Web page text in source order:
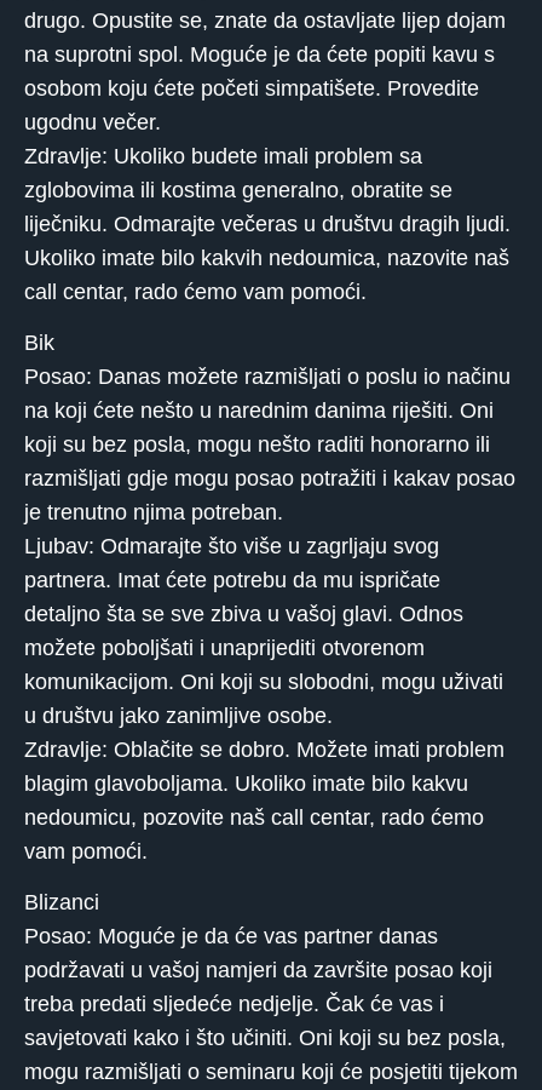
drugo. Opustite se, znate da ostavljate lijep dojam
na suprotni spol. Moguće je da ćete popiti kavu s
osobom koju ćete početi simpatišete. Provedite
ugodnu večer.
Zdravlje: Ukoliko budete imali problem sa
zglobovima ili kostima generalno, obratite se
liječniku. Odmarajte večeras u društvu dragih ljudi.
Ukoliko imate bilo kakvih nedoumica, nazovite naš
call centar, rado ćemo vam pomoći.
Bik
Posao: Danas možete razmišljati o poslu io načinu
na koji ćete nešto u narednim danima riješiti. Oni
koji su bez posla, mogu nešto raditi honorarno ili
razmišljati gdje mogu posao potražiti i kakav posao
je trenutno njima potreban.
Ljubav: Odmarajte što više u zagrljaju svog
partnera. Imat ćete potrebu da mu ispričate
detaljno šta se sve zbiva u vašoj glavi. Odnos
možete poboljšati i unaprijediti otvorenom
komunikacijom. Oni koji su slobodni, mogu uživati ​​
u društvu jako zanimljive osobe.
Zdravlje: Oblačite se dobro. Možete imati problem
blagim glavoboljama. Ukoliko imate bilo kakvu
nedoumicu, pozovite naš call centar, rado ćemo
vam pomoći.
Blizanci
Posao: Moguće je da će vas partner danas
podržavati u vašoj namjeri da završite posao koji
treba predati sljedeće nedjelje. Čak će vas i
savjetovati kako i što učiniti. Oni koji su bez posla,
mogu razmišljati o seminaru koji će posjetiti tijekom